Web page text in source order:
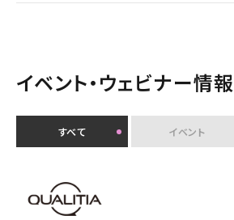
イベント・ウェビナー情報
すべて イベント
2026.07.30